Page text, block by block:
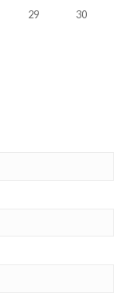
29 30